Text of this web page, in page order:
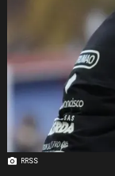
RRSS